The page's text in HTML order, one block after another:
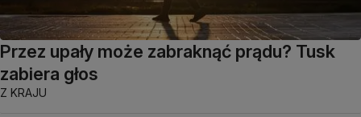
Przez upały może zabraknąć prądu? Tusk
zabiera głos
Z KRAJU